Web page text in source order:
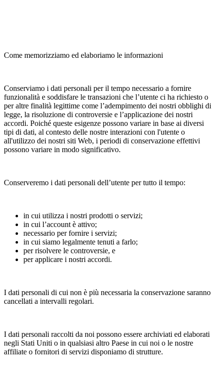
Come memorizziamo ed elaboriamo le informazioni
Conserviamo i dati personali per il tempo necessario a fornire
funzionalità e soddisfare le transazioni che l’utente ci ha richiesto o
per altre finalità legittime come l’adempimento dei nostri obblighi di
legge, la risoluzione di controversie e l’applicazione dei nostri
accordi. Poiché queste esigenze possono variare in base ai diversi
tipi di dati, al contesto delle nostre interazioni con l'utente o
all'utilizzo dei nostri siti Web, i periodi di conservazione effettivi
possono variare in modo significativo.
Conserveremo i dati personali dell’utente per tutto il tempo:
in cui utilizza i nostri prodotti o servizi;
in cui l’account è attivo;
necessario per fornire i servizi;
in cui siamo legalmente tenuti a farlo;
per risolvere le controversie, e
per applicare i nostri accordi.
I dati personali di cui non è più necessaria la conservazione saranno
cancellati a intervalli regolari.
I dati personali raccolti da noi possono essere archiviati ed elaborati
negli Stati Uniti o in qualsiasi altro Paese in cui noi o le nostre
affiliate o fornitori di servizi disponiamo di strutture.